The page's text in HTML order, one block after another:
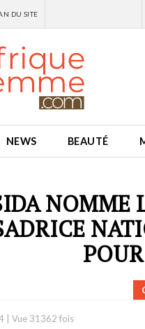
DU SITE
NEWS BEAUTÉ
NOMME
| Vue 31362 fois